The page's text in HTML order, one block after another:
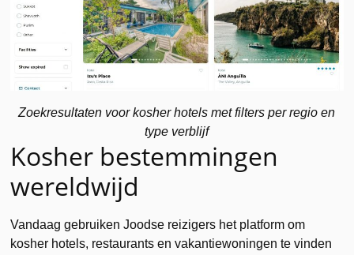
Zoekresultaten voor kosher hotels met filters per regio en
type verblijf
Kosher bestemmingen
wereldwijd
Vandaag gebruiken Joodse reizigers het platform om
kosher hotels, restaurants en vakantiewoningen te vinden